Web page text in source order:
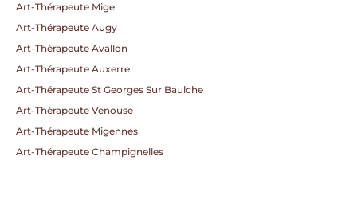
Art-Thérapeute Mige
Art-Thérapeute Augy
Art-Thérapeute Avallon
Art-Thérapeute Auxerre
Art-Thérapeute St Georges Sur Baulche
Art-Thérapeute Venouse
Art-Thérapeute Migennes
Art-Thérapeute Champignelles